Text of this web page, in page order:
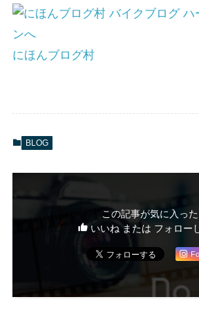
にほんブログ村
BLOG
この記事が気に入った
いいね または フォロー